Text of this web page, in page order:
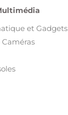
et Gadgets